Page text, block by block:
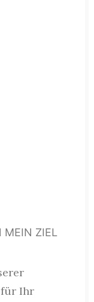
MEIN ZIEL
für Ihr